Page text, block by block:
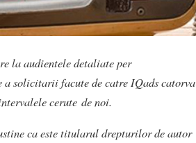
la audientele detaliate per
a solicitarii facute de catre IQads catorva
cerute de noi.
ca este titularul drepturilor de autor